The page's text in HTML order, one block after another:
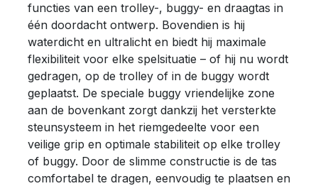
functies van een trolley-, buggy- en draagtas in
één doordacht ontwerp. Bovendien is hij
waterdicht en ultralicht en biedt hij maximale
flexibiliteit voor elke spelsituatie – of hij nu wordt
gedragen, op de trolley of in de buggy wordt
geplaatst. De speciale buggy vriendelijke zone
aan de bovenkant zorgt dankzij het versterkte
steunsysteem in het riemgedeelte voor een
veilige grip en optimale stabiliteit op elke trolley
of buggy. Door de slimme constructie is de tas
comfortabel te dragen, eenvoudig te plaatsen en